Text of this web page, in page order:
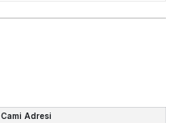
Cami Adresi